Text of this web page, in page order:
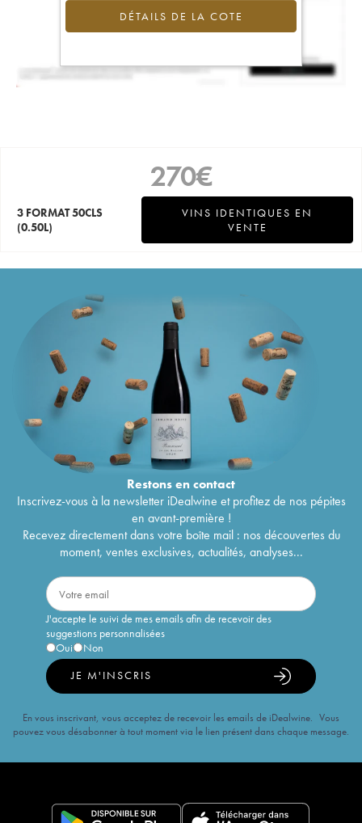
DÉTAILS DE LA COTE
270€
3 FORMAT 50CLS
(0.50L)
VINS IDENTIQUES EN
VENTE
Restons encontact
Inscrivez-vous à la newsletter iDealwine et profitez de nos pépites
en avant-première !
Recevez directement dans votre boîte mail : nos découvertes du
moment, ventes exclusives, actualités, analyses...
J'accepte le suivi de mes emails afin de recevoir des
suggestions personnalisées
Oui
Non
JE M'INSCRIS
En vous inscrivant, vous acceptez de recevoir les emails de iDealwine. Vous
pouvez vous désabonner à tout moment via le lien présent dans chaque message.